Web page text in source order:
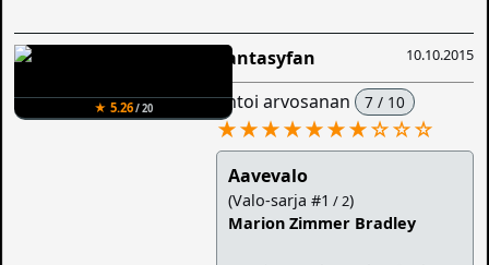
★ 5.26/ 20
10.10.2015
Fantasyfan
antoi arvosanan 7 / 10
★★★★★★★☆☆☆
Aavevalo
(Valo-sarja #1 / 2)
Marion Zimmer Bradley